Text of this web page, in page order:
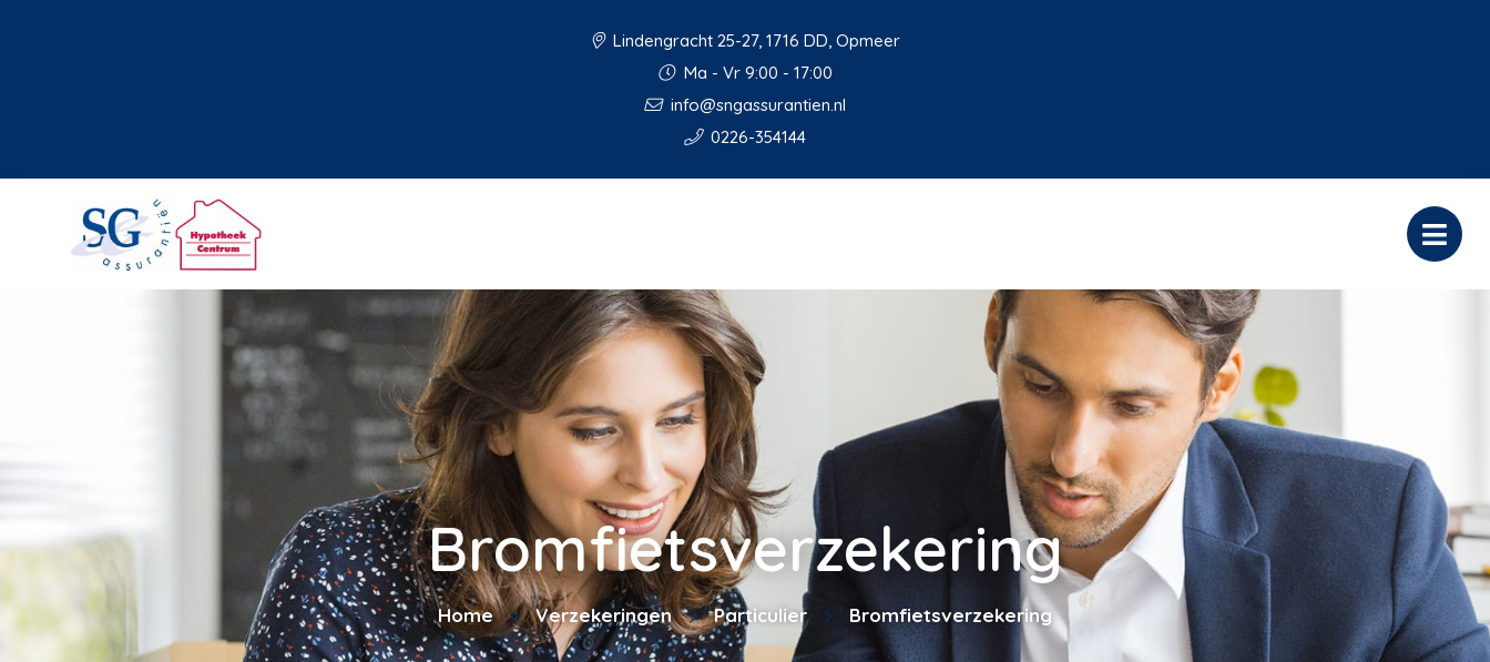
Lindengracht 25-27, 1716 DD, Opmeer
Ma - Vr 9:00 - 17:00
info@sngassurantien.nl
0226-354144
Bromfietsverzekering
Home Verzekeringen Particulier Bromfietsverzekering